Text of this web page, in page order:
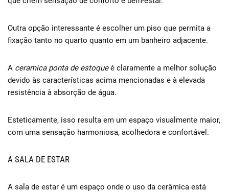
Outra opção interessante é escolher um piso que permita a
fixação tanto no quarto quanto em um banheiro adjacente.
A ceramica ponta de estoqueé claramente a melhor solução
devido às características acima mencionadas e à elevada
resistência à absorção de água.
Esteticamente, isso resulta em um espaço visualmente maior,
com uma sensação harmoniosa, acolhedora e confortável.
A SALA DE ESTAR
A sala de estar é um espaço onde o uso da cerâmica está